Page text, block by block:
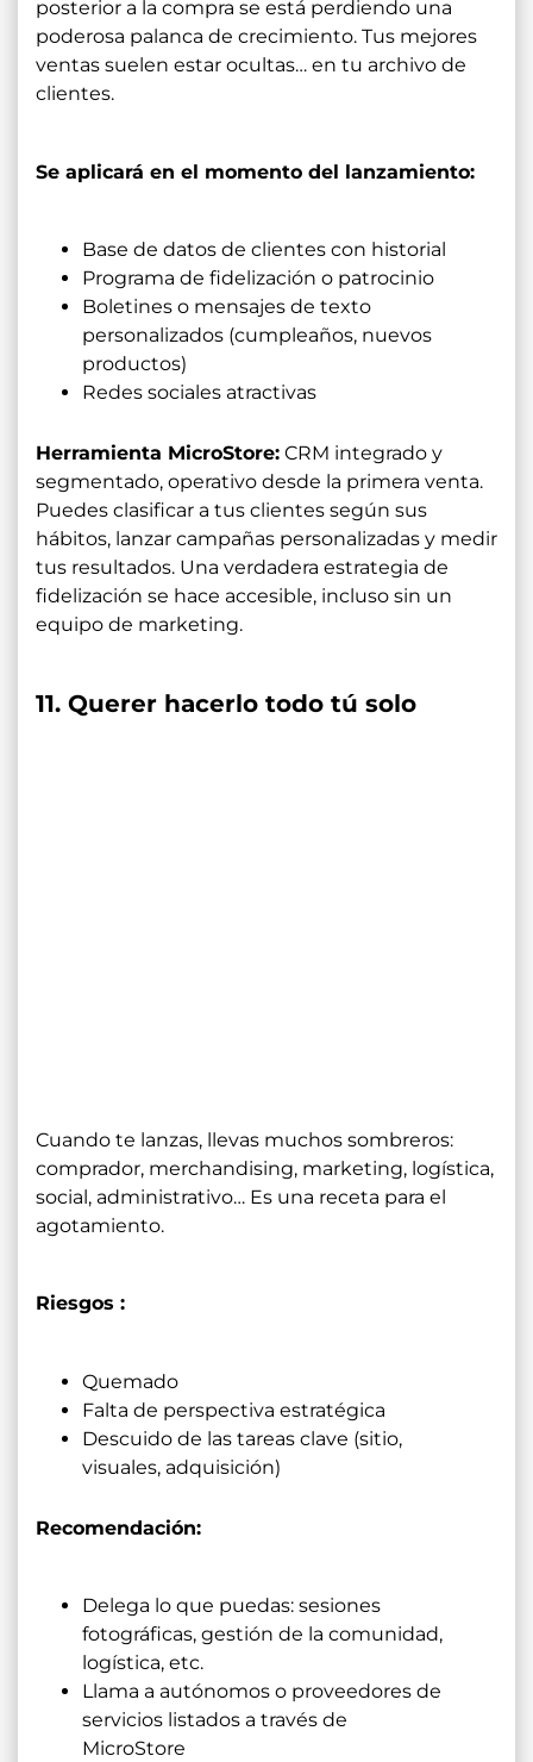
posterior a la compra se está perdiendo una
poderosa palanca de crecimiento. Tus mejores
ventas suelen estar ocultas… en tu archivo de
clientes.
Se aplicará en el momento del lanzamiento:
Base de datos de clientes con historial
Programa de fidelización o patrocinio
Boletines o mensajes de texto
personalizados (cumpleaños, nuevos
productos)
Redes sociales atractivas
Herramienta MicroStore: CRM integrado y
segmentado, operativo desde la primera venta.
Puedes clasificar a tus clientes según sus
hábitos, lanzar campañas personalizadas y medir
tus resultados. Una verdadera estrategia de
fidelización se hace accesible, incluso sin un
equipo de marketing.
11. Querer hacerlo todo tú solo
Cuando te lanzas, llevas muchos sombreros:
comprador, merchandising, marketing, logística,
social, administrativo… Es una receta para el
agotamiento.
Riesgos :
Quemado
Falta de perspectiva estratégica
Descuido de las tareas clave (sitio,
visuales, adquisición)
Recomendación:
Delega lo que puedas: sesiones
fotográficas, gestión de la comunidad,
logística, etc.
Llama a autónomos o proveedores de
servicios listados a través de
MicroStore